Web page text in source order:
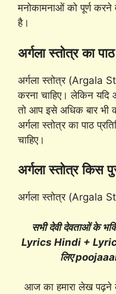
मनोकामनाओं को पूर्ण करने
है।
अर्गला स्तोत्र का
अर्गला स्तोत्र (Argala
करना चाहिए। लेकिन यदि
तो आप इसे अधिक बार भी
अर्गला स्तोत्र का पाठ
चाहिए।
अर्गला स्तोत्र किस
अर्गला स्तोत्र (Argala
सभी देवी देवताओं के
Lyrics Hindi +
लिए
आज का हमारा लेख पढ़ने